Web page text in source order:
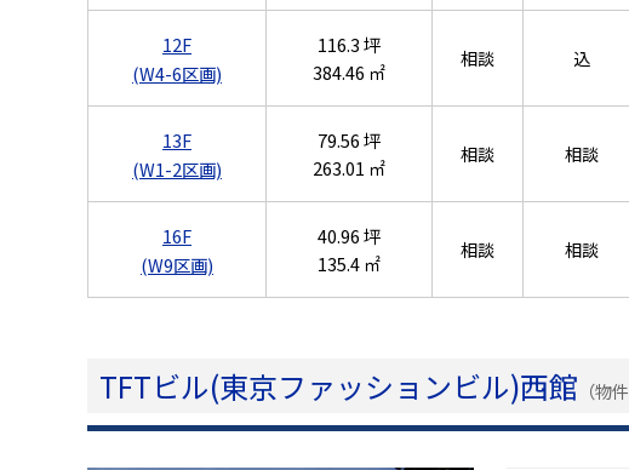
12F
(W4-6区画)
116.3 坪
384.46 ㎡
相談 込
13F
(W1-2区画)
79.56 坪
263.01 ㎡
相談 相談
16F
(W9区画)
40.96 坪
135.4 ㎡
相談 相談
TFTビル(東京ファッションビル)西館 （物